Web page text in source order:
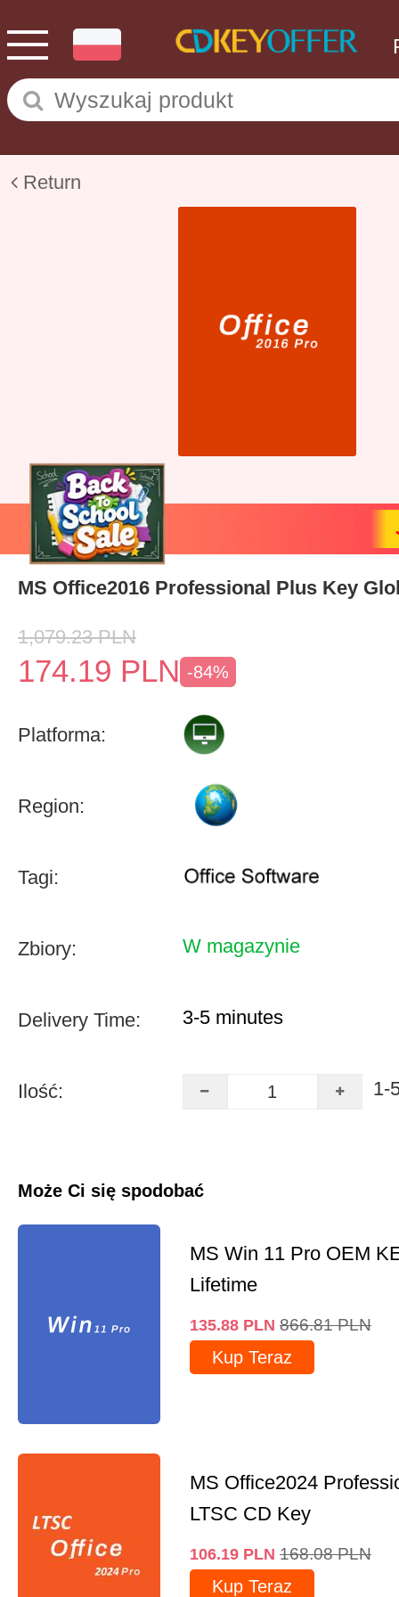
Return
MS Office2016 Professional Plus Key
1,079.23 PLN
174.19 PLN -84%
Platforma:
Region:
Tagi:
Zbiory: W magazynie
Delivery Time: 3-5 minutes
Ilość: 1-
Może Ci się spodobać
MS Win 11 Pro OEM
Lifetime
135.88 PLN 866.81 PLN
Kup Teraz
MS Office2024
LTSC CD Key
106.19 PLN 168.08 PLN
Kup Teraz